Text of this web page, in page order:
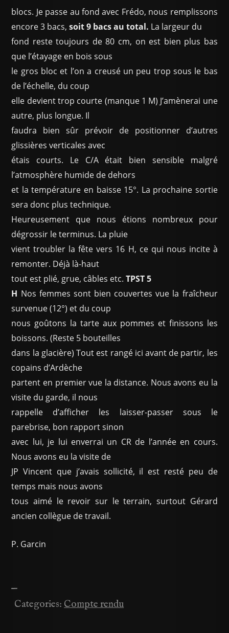
blocs. Je passe au fond avec Frédo, nous remplissons
encore 3 bacs,soit 9 bacs au total. La largeur du
fond reste toujours de 80 cm, on est bien plus bas
que l’étayage en bois sous
le gros bloc et l’on a creusé un peu trop sous le bas
de l’échelle, du coup
elle devient trop courte (manque 1 M) J’amènerai une
autre, plus longue. Il
faudra bien sûr prévoir de positionner d’autres
glissières verticales avec
étais courts. Le C/A était bien sensible malgré
l’atmosphère humide de dehors
et la température en baisse 15°. La prochaine sortie
sera donc plus technique.
Heureusement que nous étions nombreux pour
dégrossir le terminus. La pluie
vient troubler la fête vers 16 H, ce qui nous incite à
remonter. Déjà là-haut
tout est plié, grue, câbles etc.TPST 5
H Nos femmes sont bien couvertes vue la fraîcheur
survenue (12°) et du coup
nous goûtons la tarte aux pommes et finissons les
boissons. (Reste 5 bouteilles
dans la glacière) Tout est rangé ici avant de partir, les
copains d’Ardèche
partent en premier vue la distance. Nous avons eu la
visite du garde, il nous
rappelle d’afficher les laisser-passer sous le
parebrise, bon rapport sinon
avec lui, je lui enverrai un CR de l’année en cours.
Nous avons eu la visite de
JP Vincent que j’avais sollicité, il est resté peu de
temps mais nous avons
tous aimé le revoir sur le terrain, surtout Gérard
ancien collègue de travail.
P. Garcin
—
Categories: Compte rendu